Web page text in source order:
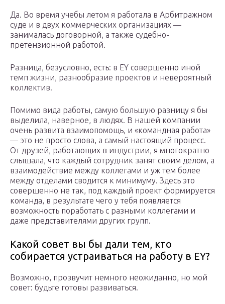
Да. Во время учебы летом я работала в Арбитражном
суде и в двух коммерческих организациях —
занималась договорной, а также судебно-
претензионной работой.
Разница, безусловно, есть: в EY совершенно иной
темп жизни, разнообразие проектов и невероятный
коллектив.
Помимо вида работы, самую большую разницу я бы
выделила, наверное, в людях. В нашей компании
очень развита взаимопомощь, и «командная работа»
— это не просто слова, а самый настоящий процесс.
От друзей, работающих в индустрии, я многократно
слышала, что каждый сотрудник занят своим делом, а
взаимодействие между коллегами и уж тем более
между отделами сводится к минимуму. Здесь это
совершенно не так, под каждый проект формируется
команда, в результате чего у тебя появляется
возможность поработать с разными коллегами и
даже представителями других групп.
Какой совет вы бы дали тем, кто
собирается устраиваться на работу в EY?
Возможно, прозвучит немного неожиданно, но мой
совет: будьте готовы развиваться.